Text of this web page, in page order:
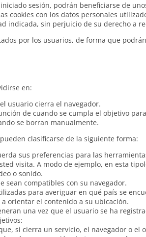
sesión, podrán beneficiarse de
cookies con los datos personales
indicada, sin perjuicio de su derecho a
por los usuarios, de forma que
en:
usuario cierra el navegador.
de cuando se cumpla el objetivo
se borran manualmente.
clasificarse de la siguiente forma:
sus preferencias para las
visita. A modo de ejemplo, en esta
o sonido.
sean compatibles con su navegador.
para averiguar en qué país se
orientar el contenido a su ubicación.
una vez que el usuario se ha
si cierra un servicio, el navegador o